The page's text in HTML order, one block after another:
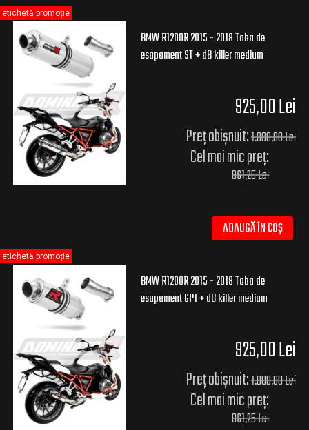
BMW R1200R 2015 - 2018 Toba de
esapament ST + dB killer medium
925,00 Lei
Preț obișnuit:1.000,00 Lei
Cel mai mic preț:
861,25 Lei
ADAUGĂ ÎN COȘ
etichetă promoție
BMW R1200R 2015 - 2018 Toba de
esapament GP1 + dB killer medium
925,00 Lei
Preț obișnuit:1.000,00 Lei
Cel mai mic preț:
861,25 Lei
etichetă promoție